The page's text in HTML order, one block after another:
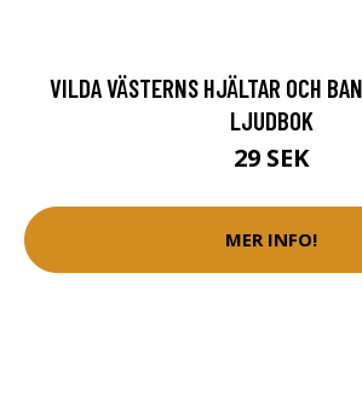
VILDA VÄSTERNS HJÄLTAR OCH
LJUDBOK
29 SEK
MER INFO!